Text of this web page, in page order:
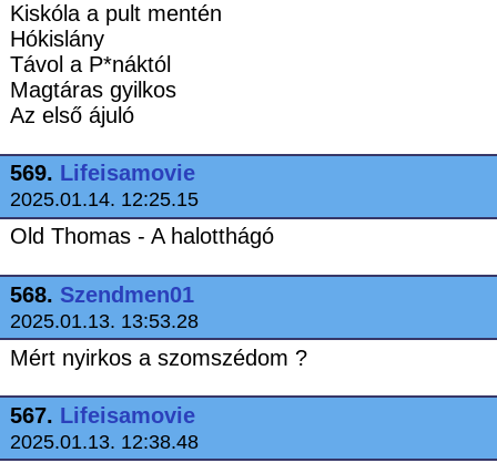
Kiskóla a pult mentén
Hókislány
Távol a P*náktól
Magtáras gyilkos
Az első ájuló
569. Lifeisamovie
2025.01.14. 12:25.15
Old Thomas - A halotthágó
568. Szendmen01
2025.01.13. 13:53.28
Mért nyirkos a szomszédom ?
567. Lifeisamovie
2025.01.13. 12:38.48